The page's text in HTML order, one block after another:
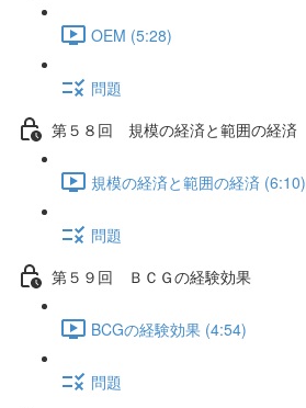
OEM (5:28)
問題
第５８回 規模の経済と範囲の経済
規模の経済と範囲の経済 (6:10)
問題
第５９回 ＢＣＧの経験効果
BCGの経験効果 (4:54)
問題